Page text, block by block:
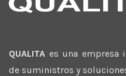
QUALITA es una empresa
de suministros y